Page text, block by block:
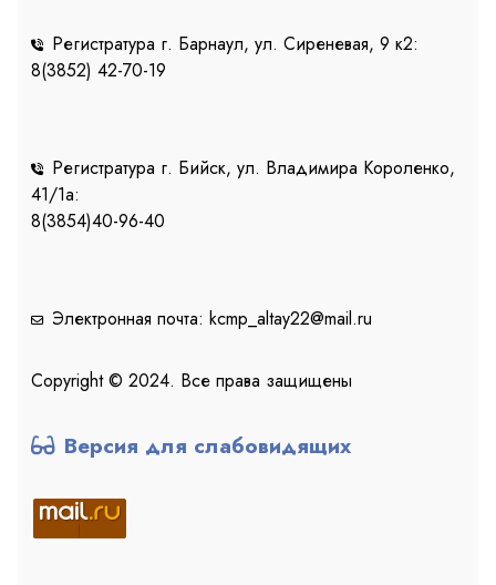
Регистратура г. Барнаул, ул. Сиреневая, 9 к2:
8(3852) 42-70-19
Регистратура г. Бийск, ул. Владимира Короленко,
41/1a:
8(3854)40-96-40
Электронная почта: kcmp_altay22@mail.ru
Copyright © 2024. Все права защищены
Версия для слабовидящих